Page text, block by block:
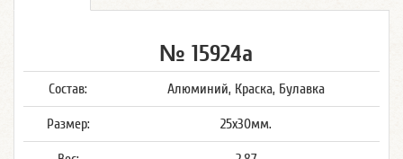
№ 15924а
Состав: Алюминий, Краска, Булавка
Размер: 25x30мм.